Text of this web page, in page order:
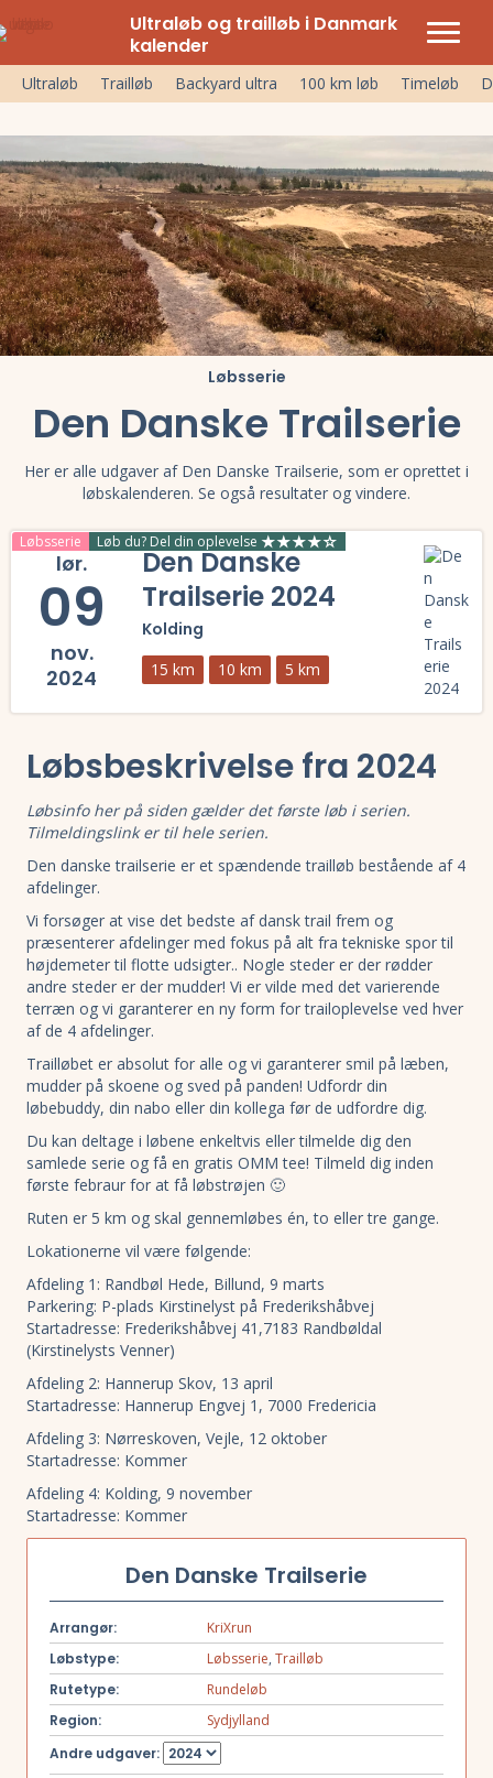
Ultraløb og trailløb i Danmark
kalender
Ultraløb Trailløb Backyard ultra 100 km løb Timeløb
Løbsserie
Den Danske Trailserie
Her er alle udgaver af Den Danske Trailserie, som er oprettet i
løbskalenderen. Se også resultater og vindere.
Løbsserie Løb du? Del din oplevelse
lør.
09
nov.
2024
Den Danske
Trailserie 2024
Kolding
15 km 10 km 5 km
Løbsbeskrivelse fra 2024
Løbsinfo her på siden gælder det første løb i serien.
Tilmeldingslink er til hele serien.
Den danske trailserie er et spændende trailløb bestående af 4
afdelinger.
Vi forsøger at vise det bedste af dansk trail frem og
præsenterer afdelinger med fokus på alt fra tekniske spor til
højdemeter til flotte udsigter.. Nogle steder er der rødder
andre steder er der mudder! Vi er vilde med det varierende
terræn og vi garanterer en ny form for trailoplevelse ved hver
af de 4 afdelinger.
Trailløbet er absolut for alle og vi garanterer smil på læben,
mudder på skoene og sved på panden! Udfordr din
løbebuddy, din nabo eller din kollega før de udfordre dig.
Du kan deltage i løbene enkeltvis eller tilmelde dig den
samlede serie og få en gratis OMM tee! Tilmeld dig inden
første febraur for at få løbstrøjen 🙂
Ruten er 5 km og skal gennemløbes én, to eller tre gange.
Lokationerne vil være følgende:
Afdeling 1: Randbøl Hede, Billund, 9 marts
Parkering: P-plads Kirstinelyst på Frederikshåbvej
Startadresse: Frederikshåbvej 41,7183 Randbøldal
(Kirstinelysts Venner)
Afdeling 2: Hannerup Skov, 13 april
Startadresse: Hannerup Engvej 1, 7000 Fredericia
Afdeling 3: Nørreskoven, Vejle, 12 oktober
Startadresse: Kommer
Afdeling 4: Kolding, 9 november
Startadresse: Kommer
Den Danske Trailserie
Arrangør:
KriXrun
Løbstype:
Løbsserie,Trailløb
Rutetype:
Rundeløb
Region:
Sydjylland
Andre udgaver: